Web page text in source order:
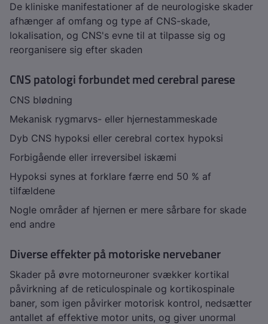
De kliniske manifestationer af de neurologiske skader
afhænger af omfang og type af CNS-skade,
lokalisation, og CNS's evne til at tilpasse sig og
reorganisere sig efter skaden
CNS patologi forbundet med cerebral parese
CNS blødning
Mekanisk rygmarvs- eller hjernestammeskade
Dyb CNS hypoksi eller cerebral cortex hypoksi
Forbigående eller irreversibel iskæmi
Hypoksi synes at forklare færre end 50 % af
tilfældene
Nogle områder af hjernen er mere sårbare for skade
end andre
Diverse effekter på motoriske nervebaner
Skader på øvre motorneuroner svækker kortikal
påvirkning af de reticulospinale og kortikospinale
baner, som igen påvirker motorisk kontrol, nedsætter
antallet af effektive motor units, og giver unormal